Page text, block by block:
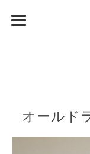
オールド